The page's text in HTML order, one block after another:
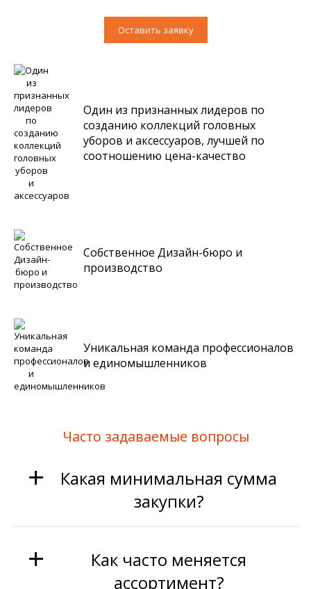
Оставить заявку
Один из признанных лидеров по
созданию коллекций головных
уборов и аксессуаров, лучшей по
соотношению цена-качество
Собственное Дизайн-бюро и
производство
Уникальная команда профессионалов
и единомышленников
Часто задаваемые вопросы
+
Какая минимальная сумма
закупки?
+
Как часто меняется
ассортимент?